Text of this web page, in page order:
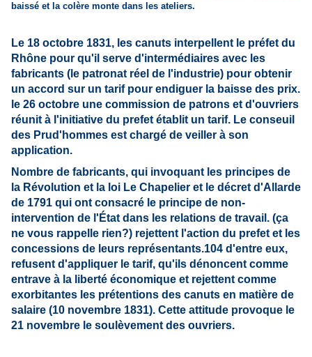
baissé et la colère monte dans les ateliers.
Le 18 octobre 1831, les canuts interpellent le préfet du
Rhône pour qu'il serve d'intermédiaires avec les
fabricants (le patronat réel de l'industrie) pour obtenir
un accord sur un tarif pour endiguer la baisse des prix.
le 26 octobre une commission de patrons et d'ouvriers
réunit à l'initiative du prefet établit un tarif. Le conseuil
des Prud'hommes est chargé de veiller à son
application.
Nombre de fabricants, qui invoquant les principes de
la Révolution et la loi Le Chapelier et le décret d'Allarde
de 1791 qui ont consacré le principe de non-
intervention de l'État dans les relations de travail. (ça
ne vous rappelle rien?) rejettent l'action du prefet et les
concessions de leurs représentants.104 d'entre eux,
refusent d'appliquer le tarif, qu'ils dénoncent comme
entrave à la liberté économique et rejettent comme
exorbitantes les prétentions des canuts en matière de
salaire (10 novembre 1831). Cette attitude provoque le
21 novembre le soulèvement des ouvriers.